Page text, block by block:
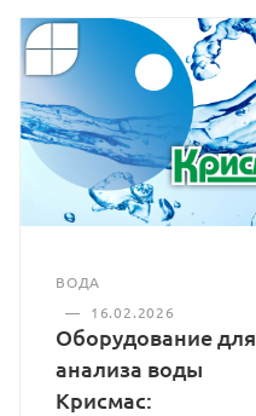
ВОДА
—
16.02.2026
Оборудование для
анализа воды
Крисмас: